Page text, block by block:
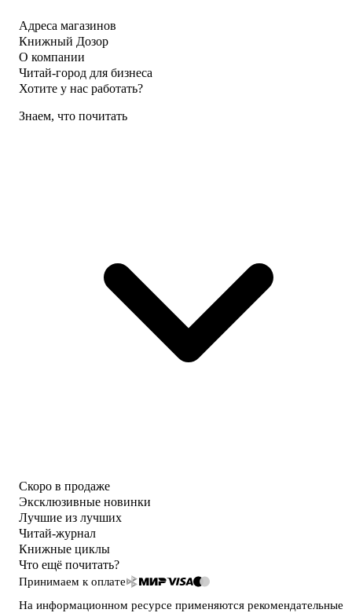
Адреса магазинов
Книжный Дозор
О компании
Читай-город для бизнеса
Хотите у нас работать?
Знаем, что почитать
Скоро в продаже
Эксклюзивные новинки
Лучшие из лучших
Читай-журнал
Книжные циклы
Что ещё почитать?
Принимаем к оплате
На информационном ресурсе применяются рекомендательные